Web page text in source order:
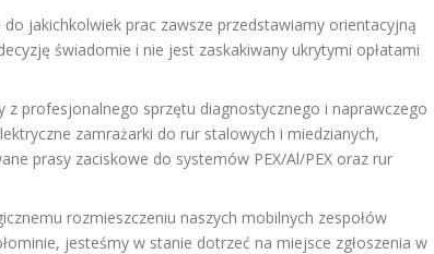
do jakichkolwiek prac zawsze przedstawiamy orientacyjną
świadomie i nie jest zaskakiwany ukrytymi opłatami
z profesjonalnego sprzętu diagnostycznego i naprawczego
zamrażarki do rur stalowych i miedzianych,
prasy zaciskowe do systemów PEX/Al/PEX oraz rur
rozmieszczeniu naszych mobilnych zespołów
jesteśmy w stanie dotrzeć na miejsce zgłoszenia w